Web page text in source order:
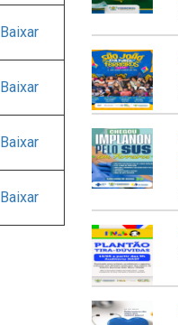
Baixar
Baixar
Baixar
Baixar